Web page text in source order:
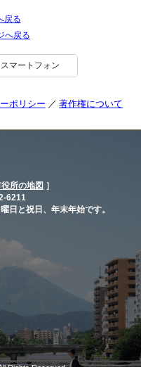
戻る
へ戻る
スマートフォン
ポリシー 著作権について
所の地図 ］
6211
日と祝日、年末年始です。